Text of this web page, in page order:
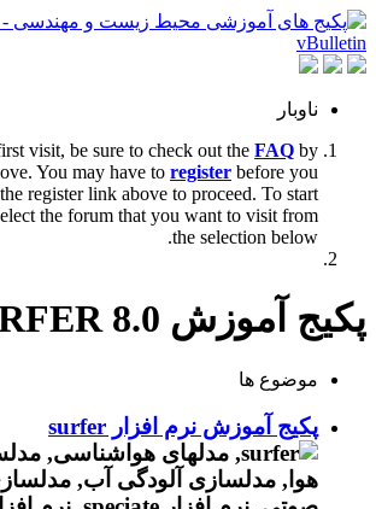
ناوبار
visit, be sure to check out the FAQ by
You may have to register before you
register link above to proceed. To start
the forum that you want to visit from
the selection below.
پکیج آموزش SURFER 8.0
موضوع ها
پکیج آموزش نرم افزار surfer